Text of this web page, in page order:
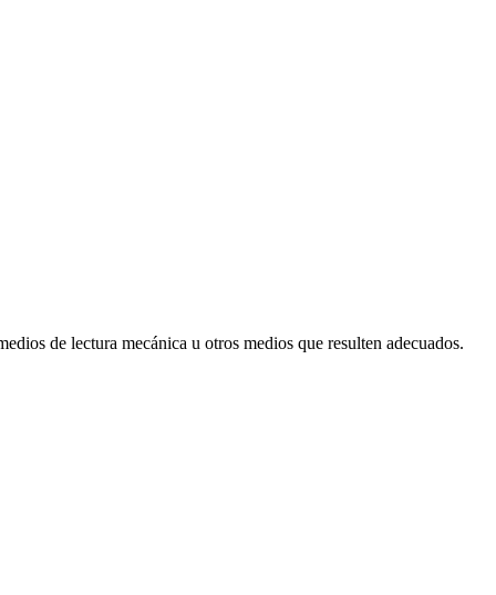
de lectura mecánica u otros medios que resulten adecuados.